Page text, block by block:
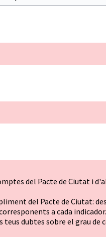
del Pacte de Ciutat i
del Pacte de Ciutat:
a cada indicador.
teus dubtes sobre el grau de